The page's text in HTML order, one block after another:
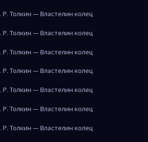
Р. Толкин — Властелин колец
Р. Толкин — Властелин колец
Р. Толкин — Властелин колец
Р. Толкин — Властелин колец
Р. Толкин — Властелин колец
Р. Толкин — Властелин колец
Р. Толкин — Властелин колец